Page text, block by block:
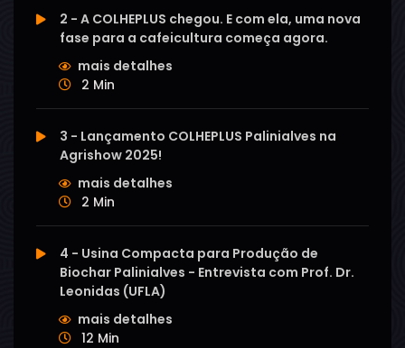
2 - A COLHEPLUS chegou. E com ela, uma nova
fase para a cafeicultura começa agora.
mais detalhes
2 Min
3 - Lançamento COLHEPLUS Palinialves na
Agrishow 2025!
mais detalhes
2 Min
4 - Usina Compacta para Produção de
Biochar Palinialves - Entrevista com Prof. Dr.
Leonidas (UFLA)
mais detalhes
12 Min